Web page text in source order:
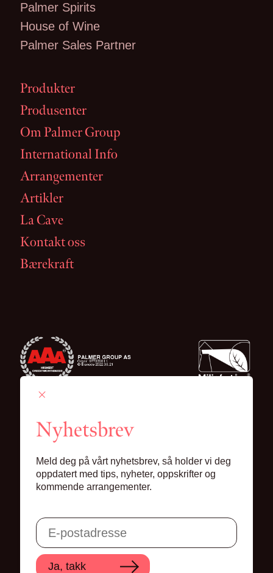
Palmer Spirits
House of Wine
Palmer Sales Partner
Produkter
Produsenter
Om Palmer Group
International Info
Arrangementer
Artikler
La Cave
Kontakt oss
Bærekraft
Lille Grensen 7, 0159 Oslo
© 2024 Palmer Group AS
Nyhetsbrev
Meld deg på vårt nyhetsbrev, så holder vi deg
oppdatert med tips, nyheter, oppskrifter og
kommende arrangementer.
Ja, takk